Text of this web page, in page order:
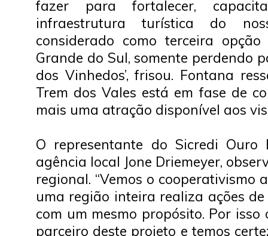
fazer para fortalecer,
infraestrutura turística do
considerado como terceira
Grande do Sul, somente perdendo
dos Vinhedos’, frisou. Fontana
Trem dos Vales está em fase de
mais uma atração disponível aos
O representante do Sicredi Ouro
agência local Jone Driemeyer,
regional. “Vemos o cooperativismo
uma região inteira realiza ações
com um mesmo propósito. Por
parceiro deste projeto e temos